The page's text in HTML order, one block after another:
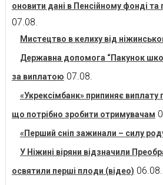
оновити дані в Пенсійному фонді та
07.08.
Мистецтво в келиху від
Державна допомога “Пакунок
за виплатою 07.08.
«Укрексімбанк» припиняє виплату
що потрібно зробити отримувачам
«Перший сніп зажинали – силу
У Ніжині віряни відзначили
освятили перші плоди (відео) 06.08.